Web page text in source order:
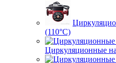
(110°C)
Циркуляционные